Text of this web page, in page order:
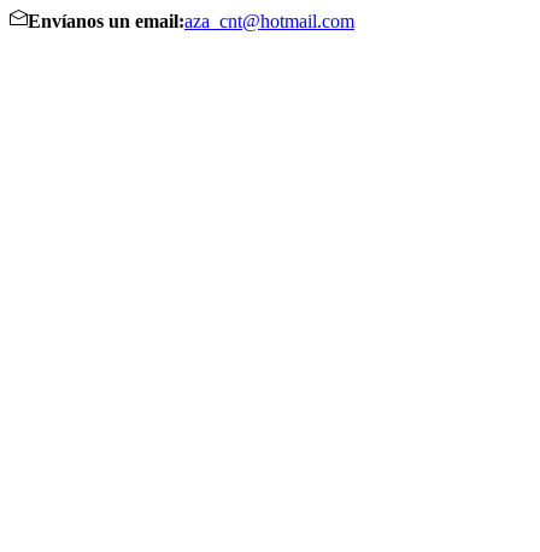
Envíanos un email:aza_cnt@hotmail.com